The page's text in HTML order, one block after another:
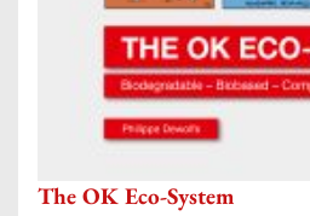
The OK Eco-System